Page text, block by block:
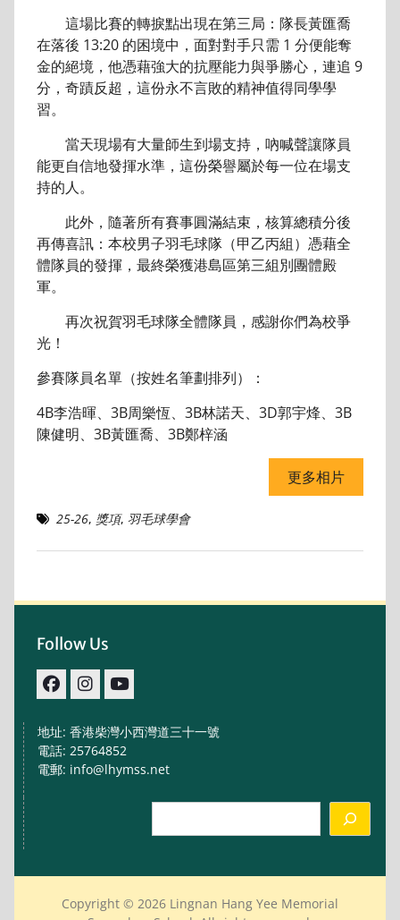
這場比賽的轉捩點出現在第三局：隊長黃匯喬
在落後 13:20 的困境中，面對對手只需 1 分便能奪
金的絕境，他憑藉強大的抗壓能力與爭勝心，連追 9
分，奇蹟反超，這份永不言敗的精神值得同學學
習。
當天現場有大量師生到場支持，吶喊聲讓隊員
能更自信地發揮水準，這份榮譽屬於每一位在場支
持的人。
此外，隨著所有賽事圓滿結束，核算總積分後
再傳喜訊：本校男子羽毛球隊（甲乙丙組）憑藉全
體隊員的發揮，最終榮獲港島區第三組別團體殿
軍。
再次祝賀羽毛球隊全體隊員，感謝你們為校爭
光！
參賽隊員名單（按姓名筆劃排列）：
4B李浩暉、3B周樂恆、3B林諾天、3D郭宇烽、3B
陳健明、3B黃匯喬、3B鄭梓涵
更多相片
25-26, 獎項, 羽毛球學會
Follow Us
地址: 香港柴灣小西灣道三十一號
電話: 25764852
電郵: info@lhymss.net
Copyright © 2026 Lingnan Hang Yee Memorial